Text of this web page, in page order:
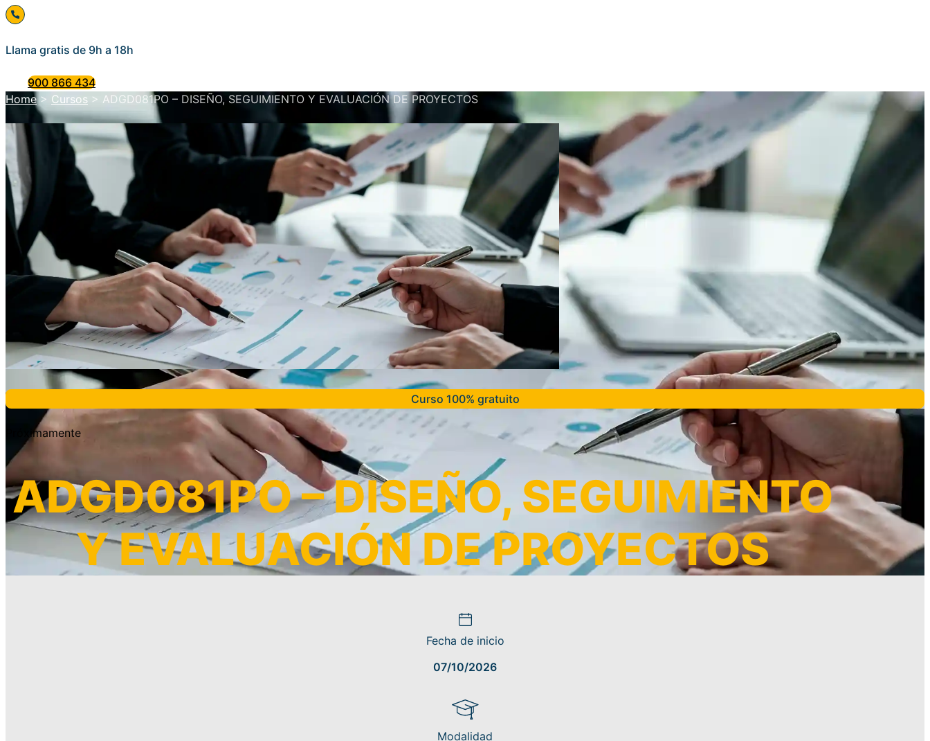
Llama gratis de 9h a 18h
900 866 434
Home > Cursos > ADGD081PO – DISEÑO, SEGUIMIENTO Y EVALUACIÓN DE PROYECTOS
Curso 100% gratuito
Próximamente
ADGD081PO – DISEÑO, SEGUIMIENTO
Y EVALUACIÓN DE PROYECTOS
Fecha de inicio
07/10/2026
Modalidad